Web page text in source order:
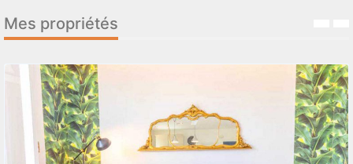
Mes propriétés